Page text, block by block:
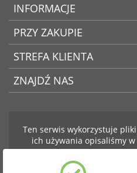
INFORMACJE
PRZY ZAKUPIE
STREFA KLIENTA
ZNAJDŹ NAS
Ten serwis wykorzystuje
ich używania opisaliśmy w
Teksty i zdjęcia
własnością firmy BCS.